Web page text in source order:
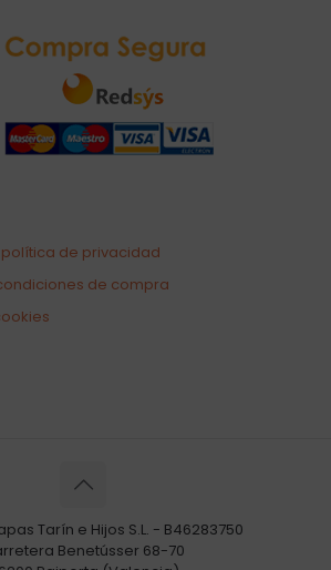
de privacidad
de compra
Tarín e Hijos S.L. - B46283750
Benetússer 68-70